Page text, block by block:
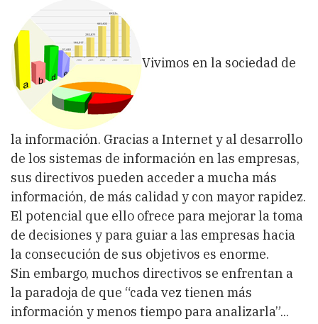
Mercado
Alto
Crecimiento
Vivimos en la sociedad de
la información. Gracias a Internet y al desarrollo
de los sistemas de información en las empresas,
sus directivos pueden acceder a mucha más
información, de más calidad y con mayor rapidez.
El potencial que ello ofrece para mejorar la toma
de decisiones y para guiar a las empresas hacia
la consecución de sus objetivos es enorme.
Sin embargo, muchos directivos se enfrentan a
la paradoja de que “cada vez tienen más
información y menos tiempo para analizarla”...